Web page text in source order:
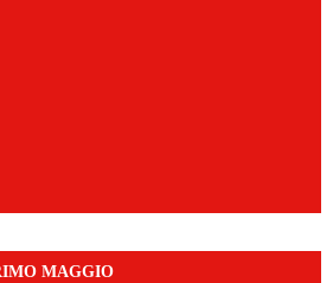
MAGGIO